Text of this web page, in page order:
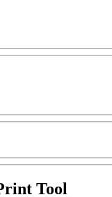
Tool